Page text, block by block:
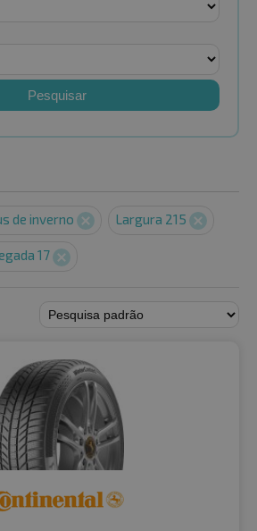
Pesquisar
de inverno Largura 215
17